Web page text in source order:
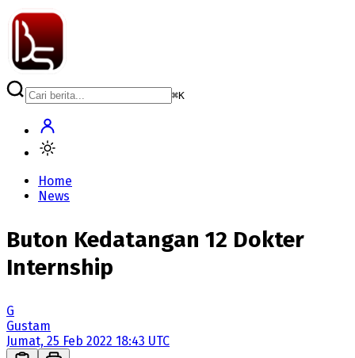
⌘K
Home
News
Buton Kedatangan 12 Dokter
Internship
G
Gustam
Jumat, 25 Feb 2022 18:43 UTC